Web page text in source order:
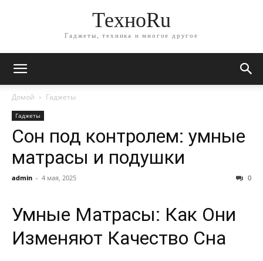
ТехноRu
Гаджеты, техника и многое другое
Домой Гаджеты
Гаджеты
Сон под контролем: умные
матрасы и подушки
admin - 4 мая, 2025 0
Умные Матрасы: Как Они
Изменяют Качество Сна